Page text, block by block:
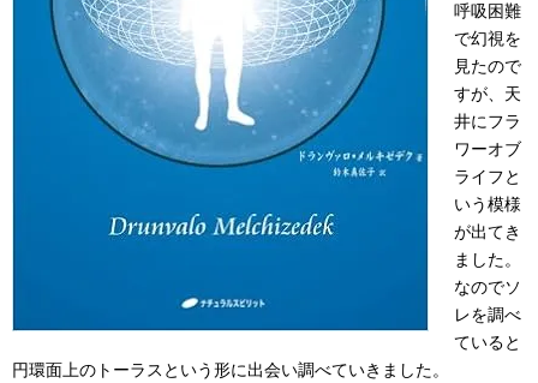
呼吸困難
で幻視を
見たので
すが、天
井にフラ
ワーオブ
ライフと
いう模様
が出てき
ました。
なのでソ
レを調べ
ていると
円環面上のトーラスという形に出会い調べていきました。